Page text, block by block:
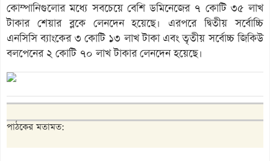
কোম্পানিগুলোর মধ্যে সবচেয়ে বেশি ডমিনেজের ৭ কোটি ৩৫ লাখ
টাকার শেয়ার ব্লকে লেনদেন হয়েছে। এরপরে দ্বিতীয় সর্বোচ্চি
এনসিসি ব্যাংকের ৩ কোটি ১৩ লাখ টাকা এবং তৃতীয় সর্বোচ্চ জিকিউ
বলপেনের ২ কোটি ৭০ লাখ টাকার লেনদেন হয়েছে।
পাঠকের মতামত: